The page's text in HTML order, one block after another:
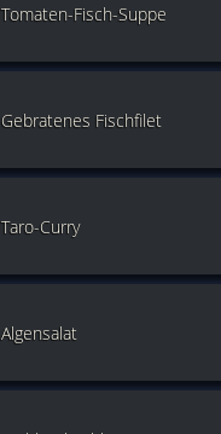
Tomaten-Fisch-Suppe
Gebratenes Fischfilet
Taro-Curry
Algensalat